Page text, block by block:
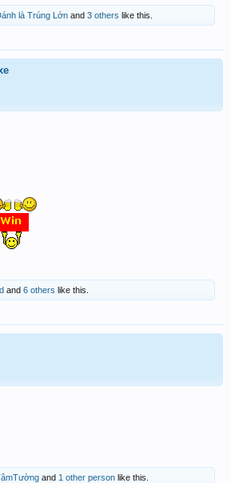
là Trúng Lớn and 3 others like this.
and 6 others like this.
and 1 other person like this.